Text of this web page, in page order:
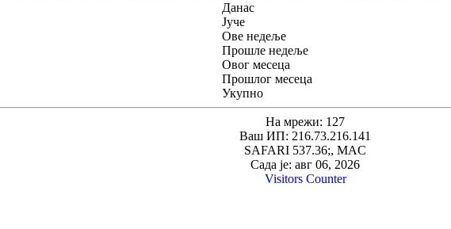
Данас
Јуче
Ове недеље
Прошле недеље
Овог месеца
Прошлог месеца
Укупно
На мрежи: 127
Ваш ИП: 216.73.216.141
SAFARI 537.36;, MAC
Сада је: авг 06, 2026
Visitors Counter